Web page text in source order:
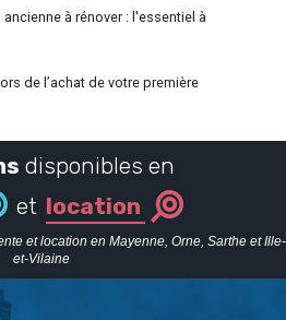
à rénover : l'essentiel à
de l’achat de votre première
disponibles en
et location
et location en Mayenne, Orne, Sarthe et Ille-
et-Vilaine